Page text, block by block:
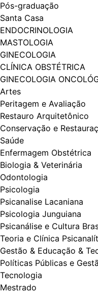
Pós-graduação
Santa Casa
ENDOCRINOLOGIA
MASTOLOGIA
GINECOLOGIA
CLÍNICA OBSTÉTRICA
GINECOLOGIA
Artes
Peritagem e Avaliação
Restauro Arquitetônico
Conservação e
Saúde
Enfermagem Obstétrica
Biologia & Veterinária
Odontologia
Psicologia
Psicanalise Lacaniana
Psicologia Junguiana
Psicanálise e Cultura
Teoria e Clínica
Gestão & Educação &
Políticas Públicas e
Tecnologia
Mestrado